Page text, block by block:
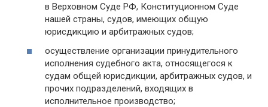
в Верховном Суде РФ, Конституционном Суде
нашей страны, судов, имеющих общую
юрисдикцию и арбитражных судов;
осуществление организации принудительного
исполнения судебного акта, относящегося к
судам общей юрисдикции, арбитражных судов, и
прочих подразделений, входящих в
исполнительное производство;